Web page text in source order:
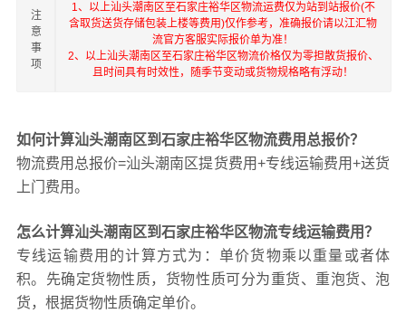
注
意
事
项
1、以上汕头潮南区至石家庄裕华区物流运费仅为站到站报价(不
含取货送货存储包装上楼等费用)仅作参考，准确报价请以江汇物
流官方客服实际报价单为准！
2、以上汕头潮南区至石家庄裕华区物流价格仅为零担散货报价、
且时间具有时效性，随季节变动或货物规格略有浮动！
如何计算汕头潮南区到石家庄裕华区物流费用总报价？
物流费用总报价=汕头潮南区提货费用+专线运输费用+送货
上门费用。
怎么计算汕头潮南区到石家庄裕华区物流专线运输费用？
专线运输费用的计算方式为：单价货物乘以重量或者体
积。先确定货物性质，货物性质可分为重货、重泡货、泡
货，根据货物性质确定单价。